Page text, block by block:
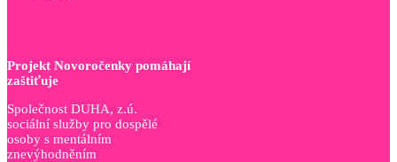
Projekt Novoročenky pomáhají
zaštiťuje
Společnost DUHA, z.ú.
sociální služby pro dospělé
osoby s mentálním
znevýhodněním